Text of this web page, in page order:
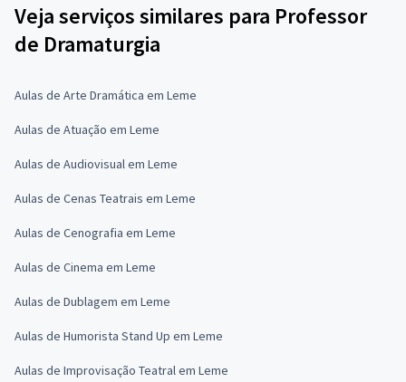
Veja serviços similares para Professor
de Dramaturgia
Aulas de Arte Dramática em Leme
Aulas de Atuação em Leme
Aulas de Audiovisual em Leme
Aulas de Cenas Teatrais em Leme
Aulas de Cenografia em Leme
Aulas de Cinema em Leme
Aulas de Dublagem em Leme
Aulas de Humorista Stand Up em Leme
Aulas de Improvisação Teatral em Leme